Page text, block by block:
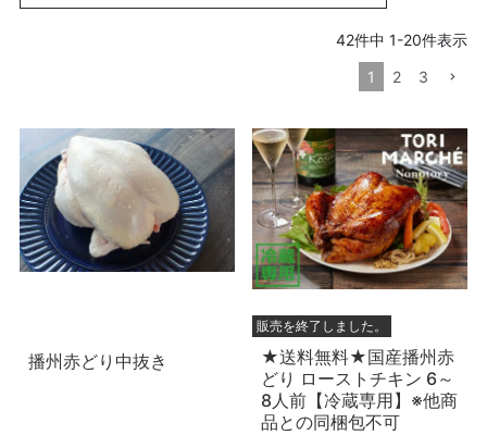
並び順
新着順
登録順
価格が安い順
価格が高い順
キーワードヒット順
42件中 1-20件表示
1
2 3
播州赤どり中抜き
販売を終了しました。
★送料無料★国産播州赤
どり ローストチキン 6～
8人前【冷蔵専用】※他商
品との同梱包不可